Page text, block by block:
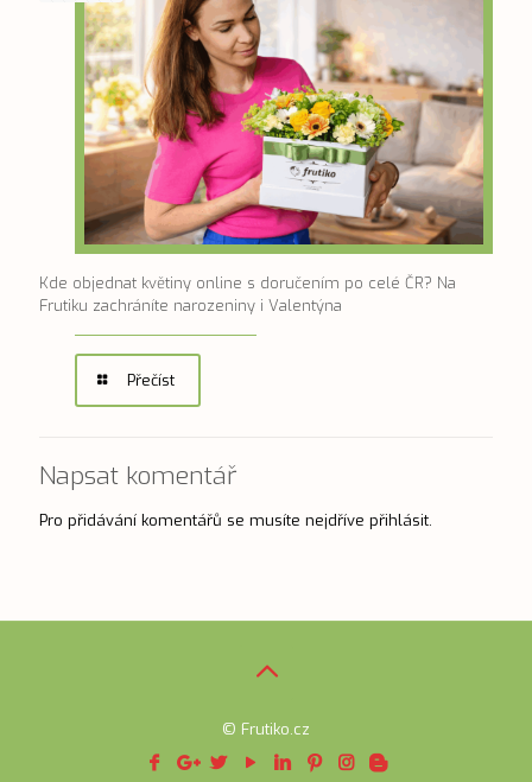
Kde objednat květiny online s doručením po celé ČR? Na
Frutiku zachráníte narozeniny i Valentýna
Přečíst
Napsat komentář
Pro přidávání komentářů se musíte nejdříve přihlásit.
© Frutiko.cz